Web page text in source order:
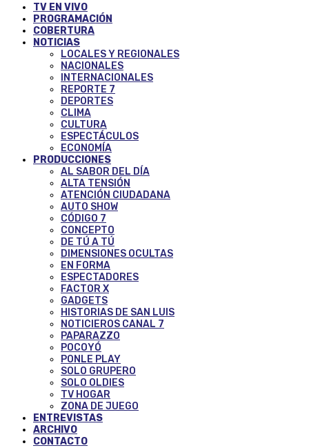
TV EN VIVO
PROGRAMACIÓN
COBERTURA
NOTICIAS
LOCALES Y REGIONALES
NACIONALES
INTERNACIONALES
REPORTE 7
DEPORTES
CLIMA
CULTURA
ESPECTÁCULOS
ECONOMÍA
PRODUCCIONES
AL SABOR DEL DÍA
ALTA TENSIÓN
ATENCIÓN CIUDADANA
AUTO SHOW
CÓDIGO 7
CONCEPTO
DE TÚ A TÚ
DIMENSIONES OCULTAS
EN FORMA
ESPECTADORES
FACTOR X
GADGETS
HISTORIAS DE SAN LUIS
NOTICIEROS CANAL 7
PAPARAZZO
POCOYÓ
PONLE PLAY
SOLO GRUPERO
SOLO OLDIES
TV HOGAR
ZONA DE JUEGO
ENTREVISTAS
ARCHIVO
CONTACTO